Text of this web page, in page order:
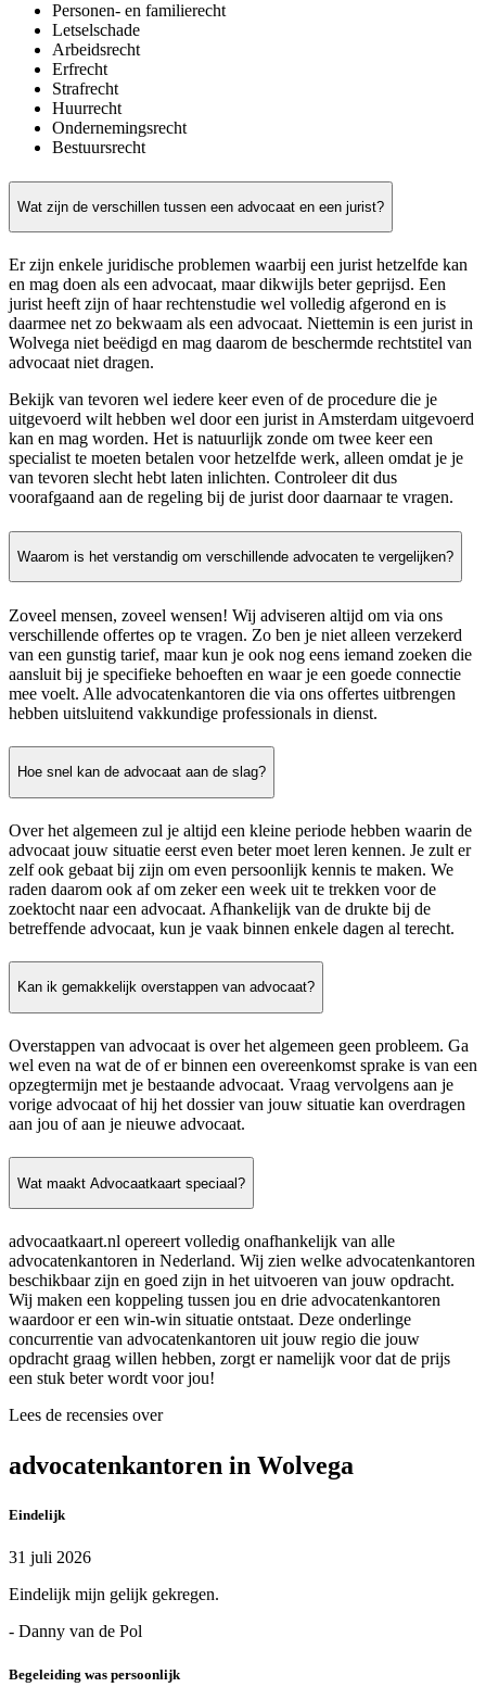
Personen- en familierecht
Letselschade
Arbeidsrecht
Erfrecht
Strafrecht
Huurrecht
Ondernemingsrecht
Bestuursrecht
Wat zijn de verschillen tussen een advocaat en een jurist?
Er zijn enkele juridische problemen waarbij een jurist hetzelfde kan
en mag doen als een advocaat, maar dikwijls beter geprijsd. Een
jurist heeft zijn of haar rechtenstudie wel volledig afgerond en is
daarmee net zo bekwaam als een advocaat. Niettemin is een jurist in
Wolvega niet beëdigd en mag daarom de beschermde rechtstitel van
advocaat niet dragen.
Bekijk van tevoren wel iedere keer even of de procedure die je
uitgevoerd wilt hebben wel door een jurist in Amsterdam uitgevoerd
kan en mag worden. Het is natuurlijk zonde om twee keer een
specialist te moeten betalen voor hetzelfde werk, alleen omdat je je
van tevoren slecht hebt laten inlichten. Controleer dit dus
voorafgaand aan de regeling bij de jurist door daarnaar te vragen.
Waarom is het verstandig om verschillende advocaten te vergelijken?
Zoveel mensen, zoveel wensen! Wij adviseren altijd om via ons
verschillende offertes op te vragen. Zo ben je niet alleen verzekerd
van een gunstig tarief, maar kun je ook nog eens iemand zoeken die
aansluit bij je specifieke behoeften en waar je een goede connectie
mee voelt. Alle advocatenkantoren die via ons offertes uitbrengen
hebben uitsluitend vakkundige professionals in dienst.
Hoe snel kan de advocaat aan de slag?
Over het algemeen zul je altijd een kleine periode hebben waarin de
advocaat jouw situatie eerst even beter moet leren kennen. Je zult er
zelf ook gebaat bij zijn om even persoonlijk kennis te maken. We
raden daarom ook af om zeker een week uit te trekken voor de
zoektocht naar een advocaat. Afhankelijk van de drukte bij de
betreffende advocaat, kun je vaak binnen enkele dagen al terecht.
Kan ik gemakkelijk overstappen van advocaat?
Overstappen van advocaat is over het algemeen geen probleem. Ga
wel even na wat de of er binnen een overeenkomst sprake is van een
opzegtermijn met je bestaande advocaat. Vraag vervolgens aan je
vorige advocaat of hij het dossier van jouw situatie kan overdragen
aan jou of aan je nieuwe advocaat.
Wat maakt Advocaatkaart speciaal?
advocaatkaart.nl opereert volledig onafhankelijk van alle
advocatenkantoren in Nederland. Wij zien welke advocatenkantoren
beschikbaar zijn en goed zijn in het uitvoeren van jouw opdracht.
Wij maken een koppeling tussen jou en drie advocatenkantoren
waardoor er een win-win situatie ontstaat. Deze onderlinge
concurrentie van advocatenkantoren uit jouw regio die jouw
opdracht graag willen hebben, zorgt er namelijk voor dat de prijs
een stuk beter wordt voor jou!
Lees de recensies over
advocatenkantoren in Wolvega
Eindelijk
31 juli 2026
Eindelijk mijn gelijk gekregen.
- Danny van de Pol
Begeleiding was persoonlijk